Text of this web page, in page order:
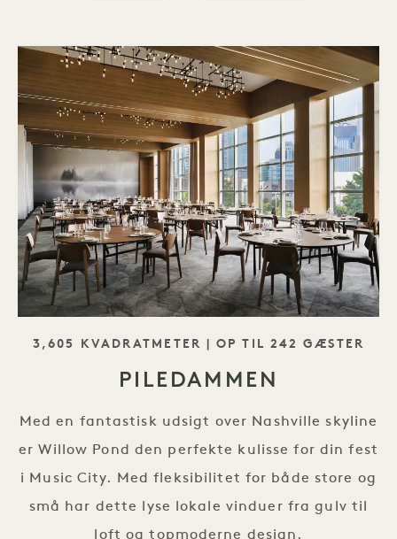
SLOGAN
3,605 KVADRATMETER | OP TIL 242 GÆSTER
PILEDAMMEN
Med en fantastisk udsigt over Nashville skyline
er Willow Pond den perfekte kulisse for din fest
i Music City. Med fleksibilitet for både store og
små har dette lyse lokale vinduer fra gulv til
loft og topmoderne design.